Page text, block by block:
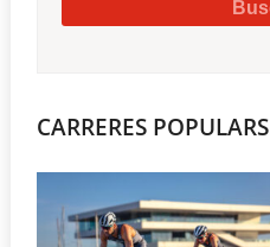
CARRERES POPULARS